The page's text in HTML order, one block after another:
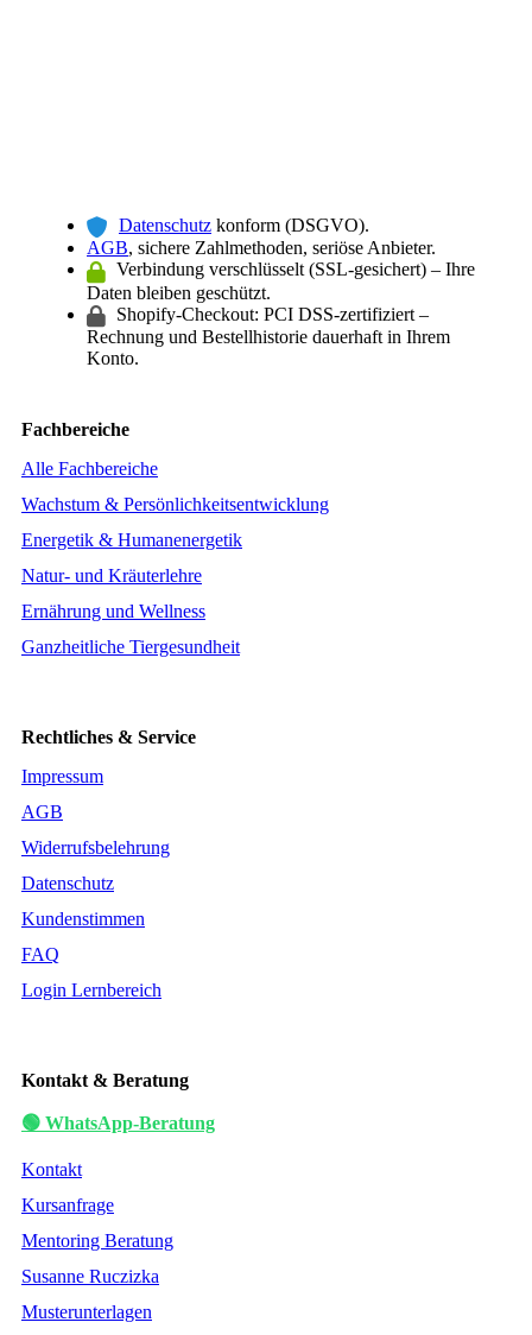
Datenschutz konform (DSGVO).
AGB, sichere Zahlmethoden, seriöse Anbieter.
Verbindung verschlüsselt (SSL-gesichert) – Ihre
Daten bleiben geschützt.
Shopify-Checkout: PCI DSS-zertifiziert –
Rechnung und Bestellhistorie dauerhaft in Ihrem
Konto.
Fachbereiche
Alle Fachbereiche
Wachstum & Persönlichkeitsentwicklung
Energetik & Humanenergetik
Natur- und Kräuterlehre
Ernährung und Wellness
Ganzheitliche Tiergesundheit
Rechtliches & Service
Impressum
AGB
Widerrufsbelehrung
Datenschutz
Kundenstimmen
FAQ
Login Lernbereich
Kontakt & Beratung
🟢 WhatsApp-Beratung
Kontakt
Kursanfrage
Mentoring Beratung
Susanne Ruczizka
Musterunterlagen